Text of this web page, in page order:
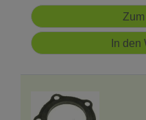
In den